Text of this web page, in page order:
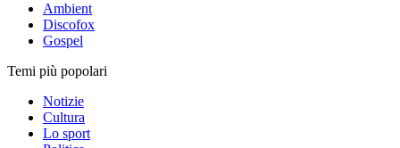
Ambient
Discofox
Gospel
Temi più popolari
Notizie
Cultura
Lo sport